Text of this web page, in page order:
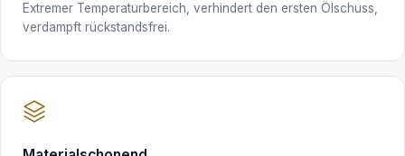
Extremer Temperaturbereich, verhindert den ersten Ölschuss,
verdampft rückstandsfrei.